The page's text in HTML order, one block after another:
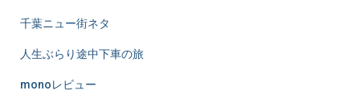
千葉ニュー街ネタ
人生ぶらり途中下車の旅
monoレビュー